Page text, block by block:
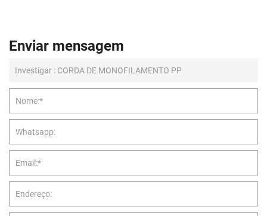
Enviar mensagem